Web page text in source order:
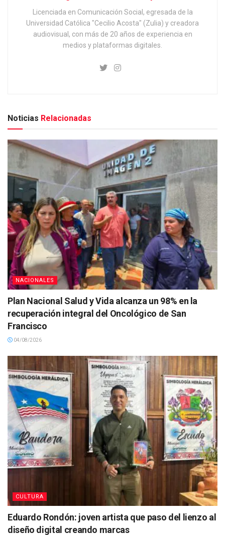
Licenciada en Comunicación Social, egresada de la
Universidad Católica "Cecilio Acosta" (Zulia) y creadora
audiovisual, con más de 20 años de experiencia en
medios y plataformas digitales.
Noticias Relacionadas
NACIONALES
Plan Nacional Salud y Vida alcanza un 98% en la
recuperación integral del Oncológico de San
Francisco
04/08/2026
CULTURA
Eduardo Rondón: joven artista que paso del lienzo al
diseño digital creando marcas